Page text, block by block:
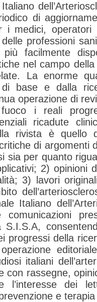
di
i medici,
professioni
facilmente
nel campo
La enorme
base e dalla
operazione di
i reali
ricadute
rivista è quello
di argomenti
sia per quanto
2) opinioni
3) lavori
Italiano
S.I.S.A,
progressi della
italiani
con rassegne,
l’interesse dei
e terapia